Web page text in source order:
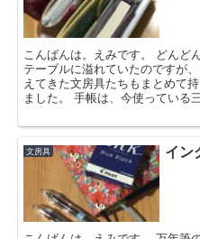
こんばんは。えみです。 どんど
テーブルに溢れていたのですが
えてきた文房具たちもまとめて
ました。 手帳は、今使っている
文房具 イン